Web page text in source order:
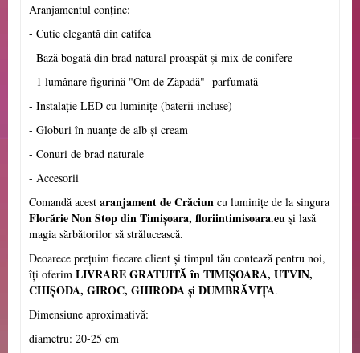
Aranjamentul conține:
- Cutie elegantă din catifea
- Bază bogată din brad natural proaspăt și mix de conifere
- 1 lumânare figurină "Om de Zăpadă" parfumată
- Instalație LED cu luminițe (baterii incluse)
- Globuri în nuanțe de alb și cream
- Conuri de brad naturale
- Accesorii
Comandă acest aranjament de Crăciun cu luminițe de la singura
Florărie Non Stop din Timișoara, floriintimisoara.eu și lasă
magia sărbătorilor să strălucească.
Deoarece prețuim fiecare client și timpul tău contează pentru noi,
îți oferim LIVRARE GRATUITĂ în TIMIȘOARA, UTVIN,
CHIȘODA, GIROC, GHIRODA și DUMBRĂVIȚA.
Dimensiune aproximativă:
diametru: 20-25 cm